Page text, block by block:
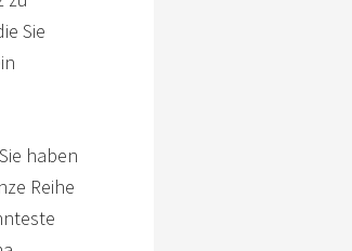
Sie
haben
Reihe